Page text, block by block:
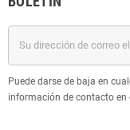
Puede darse de baja en
información de contacto en